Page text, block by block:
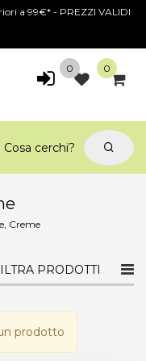
a 99€* - PREZZI VALIDI
0 0
Creme
PRODOTTI
prodotto